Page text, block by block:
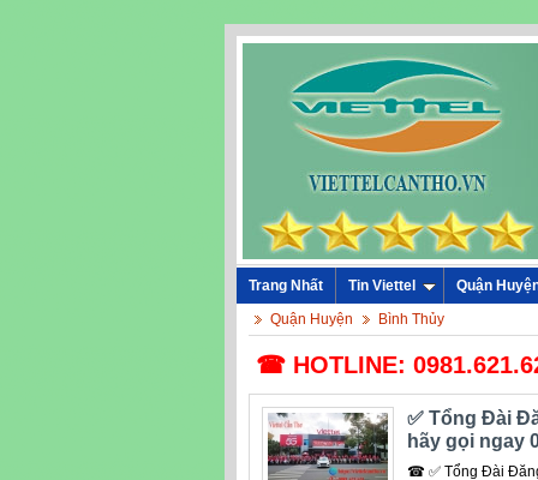
Trang Nhất Tin Viettel Quận
Quận Huyện
Bình Thủy
☎ HOTLINE:
✅ ‎Tổng Đài
hãy gọi ngay
☎ ✅ ‎Tổng Đài